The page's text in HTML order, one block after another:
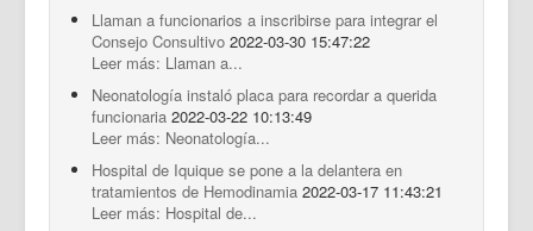
Llaman a funcionarios a inscribirse para integrar el
Consejo Consultivo 2022-03-30 15:47:22
Leer más: Llaman a...
Neonatología instaló placa para recordar a querida
funcionaria 2022-03-22 10:13:49
Leer más: Neonatología...
Hospital de Iquique se pone a la delantera en
tratamientos de Hemodinamia 2022-03-17 11:43:21
Leer más: Hospital de...